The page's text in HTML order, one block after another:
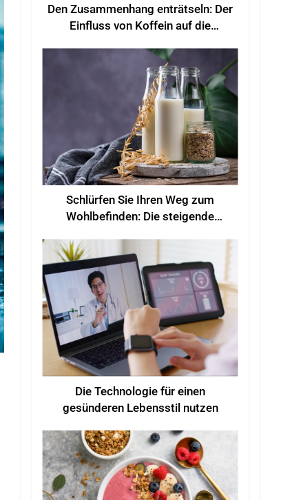
Den Zusammenhang enträtseln: Der
Einfluss von Koffein auf die
Schlürfen Sie Ihren Weg zum
Wohlbefinden: Die steigende
für mehr Wohlbefinden
Die Technologie für einen
gesünderen Lebensstil nutzen